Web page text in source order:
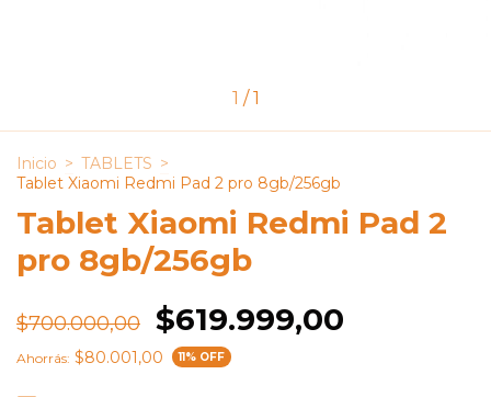
1 /1
Inicio > TABLETS >
Tablet Xiaomi Redmi Pad 2 pro 8gb/256gb
Tablet Xiaomi Redmi Pad 2
pro 8gb/256gb
$700.000,00 $619.999,00
Ahorrás: $80.001,00 11% OFF